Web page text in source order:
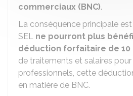
commerciaux (BNC).
La conséquence principale
SEL ne pourront plus
déduction forfaitaire de 10
de traitements et salaires pour
professionnels, cette
en matière de BNC.